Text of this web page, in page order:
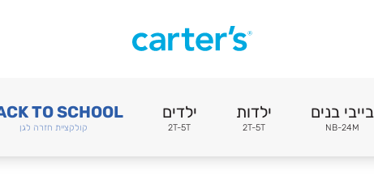
בייבי בנים
NB-24M
ילדות
2T-5T
ילדים
2T-5T
TO SCHOOL
קולקציית חזרה לגן